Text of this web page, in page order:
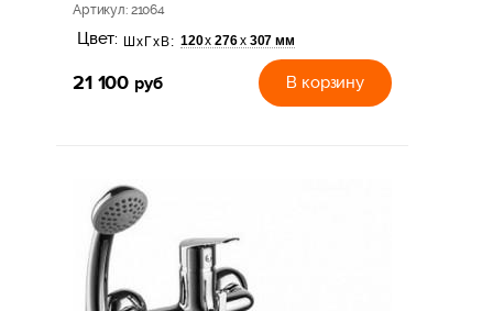
Артикул: 21064
Цвет: ШхГхВ: 120х 276х 307 мм
21 100 руб В корзину